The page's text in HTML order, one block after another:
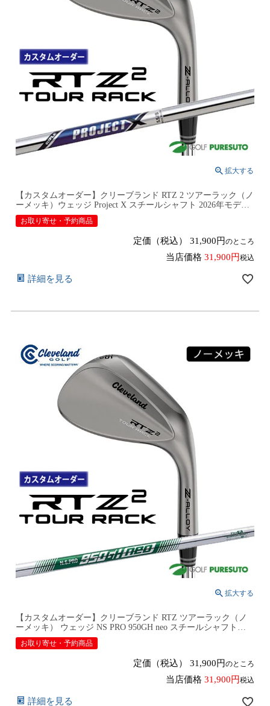
【カスタムオーダー】クリーブランド RTZ 2 ツアーラック（ノ
ーメッキ）ウェッジ Project X スチールシャフト 2026年モデル
日本仕様 日本正規品 cleveland アールティーゼット ツー
【■DC■】9月12日発売予定
お取り寄せ・予約商品
定価（税込） 31,900 のところ
当店価格 31,900 税込
詳細を見る
【カスタムオーダー】クリーブランド RTZ ツアーラック（ノ
ーメッキ） ウェッジ NS PRO 950GH neo スチールシャフト
2026年モデル日本仕様 日本正規品 cleveland アールティーゼッ
ト ツー【■DC■】9月12日発売予定
お取り寄せ・予約商品
定価（税込） 31,900 のところ
当店価格 31,900 税込
詳細を見る